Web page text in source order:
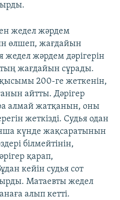
жедел жәрдем
өлшеп, жағдайын
жедел жәрдем дәрігерін
жағдайын сұрады.
200-ге жеткенін,
айтты. Дәрігер
алмай жатқанын, оны
жеткізді. Судья одан
күнде жақсаратынын
білмейтінін,
қарап,
кейін судья сот
Матаевты жедел
алып кетті.